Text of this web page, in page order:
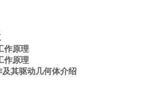
作原理
作原理
其驱动几何体介绍